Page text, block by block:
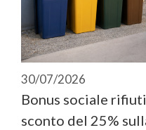
30/07/2026
Bonus sociale
sconto del 25%